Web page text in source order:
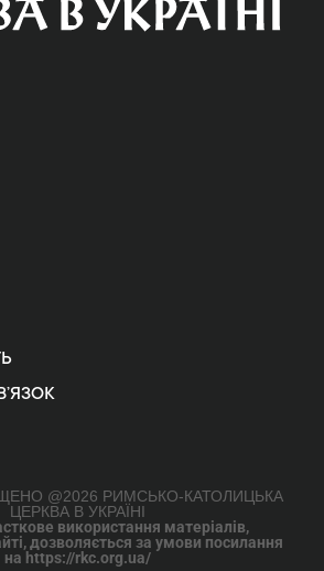
@2026 РИМСЬКО-КАТОЛИЦЬКА
ЦЕРКВА В УКРАЇНІ
використання матеріалів,
дозволяється за умови посилання
на https://rkc.org.ua/